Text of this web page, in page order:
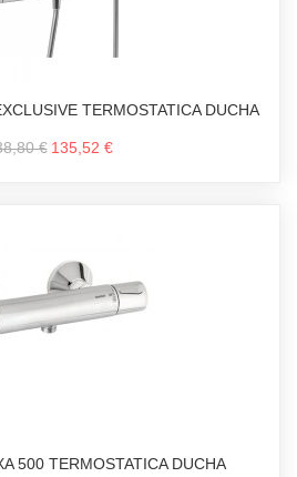
TERMOSTATICA DUCHA
€ 135,52 €
500 TERMOSTATICA DUCHA